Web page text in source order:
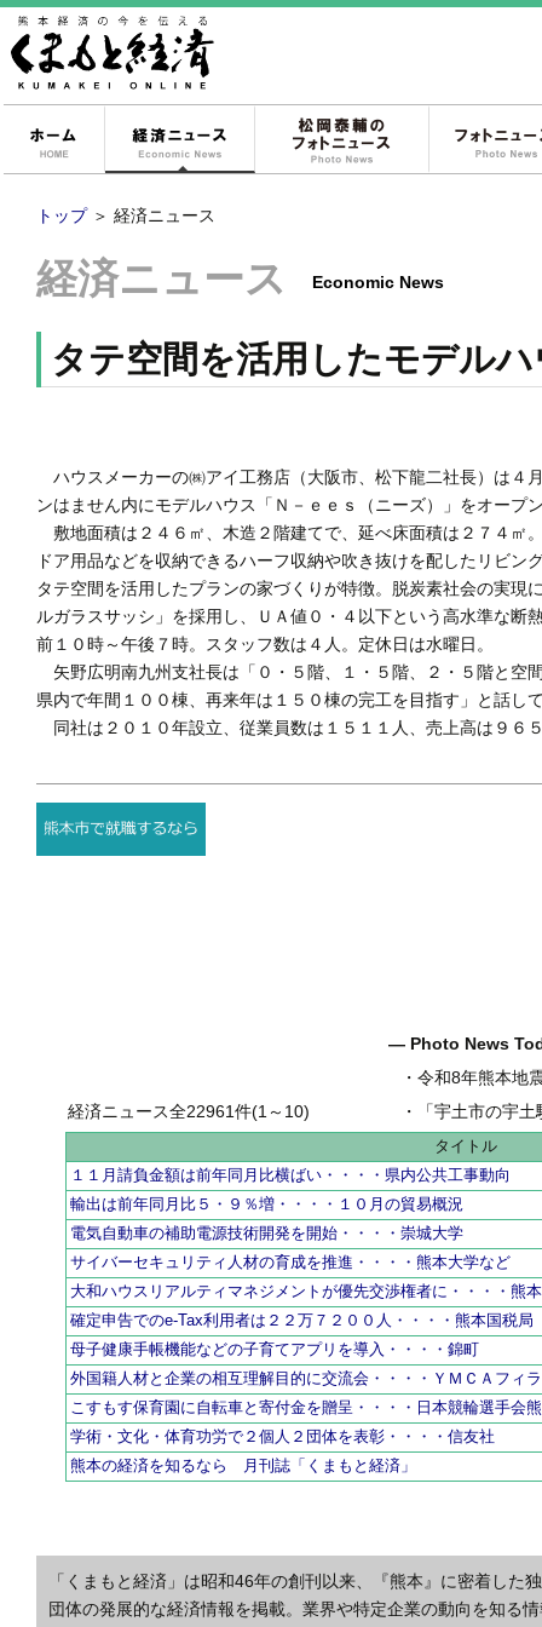
経済ニュース
トップ ＞ 経済ニュース
経済ニュース Economic News
タテ空間を活用したモデル
ハウスメーカーの㈱アイ工務店（大阪市、松下龍二社長）は４
ンはません内にモデルハウス「Ｎ－ｅｅｓ（ニーズ）」をオープ
敷地面積は２４６㎡、木造２階建てで、延べ床面積は２７４㎡
ドア用品などを収納できるハーフ収納や吹き抜けを配したリビ
タテ空間を活用したプランの家づくりが特徴。脱炭素社会の実
ルガラスサッシ」を採用し、ＵＡ値０・４以下という高水準な
前１０時～午後７時。スタッフ数は４人。定休日は水曜日。
矢野広明南九州支社長は「０・５階、１・５階、２・５階と空
県内で年間１００棟、再来年は１５０棟の完工を目指す」と話し
同社は２０１０年設立、従業員数は１５１１人、売上高は９６
― Photo News
・令和8年熊本地
・
「宇土市の宇土駅前
経済ニュース全22961件(1～10)
タイトル
１１月請負金額は前年同月比横ばい・・・・県内公共工事動向
輸出は前年同月比５・９％増・・・・１０月の貿易概況
電気自動車の補助電源技術開発を開始・・・・崇城大学
サイバーセキュリティ人材の育成を推進・・・・熊本大学など
大和ハウスリアルティマネジメントが優先交渉権者に・・・・熊
確定申告でのe-Tax利用者は２２万７２００人・・・・熊本国税局
母子健康手帳機能などの子育てアプリを導入・・・・錦町
外国籍人材と企業の相互理解目的に交流会・・・・ＹＭＣＡフィ
こすもす保育園に自転車と寄付金を贈呈・・・・日本競輪選手会
学術・文化・体育功労で２個人２団体を表彰・・・・信友社
熊本の経済を知るなら 月刊誌「くまもと経済」
「くまもと経済」は昭和46年の創刊以来、『熊本』に密着し
団体の発展的な経済情報を掲載。業界や特定企業の動向を知る